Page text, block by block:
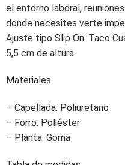
el entorno laboral,
donde necesites verte
Ajuste tipo Slip On. Taco
5,5 cm de altura.
Materiales
– Capellada: Poliuretano
– Forro: Poliéster
– Planta: Goma